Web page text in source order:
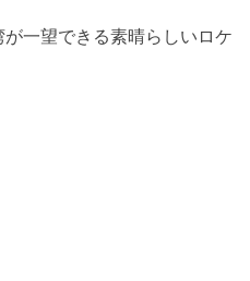
一望できる素晴らしいロケ